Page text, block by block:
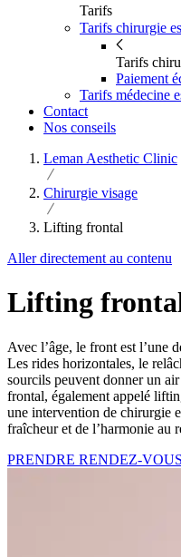
Tarifs
Tarifs chirurgie
Tarifs
Paiement
Tarifs médecine
Contact
Nos conseils
Leman Aesthetic Clinic
Chirurgie visage
Lifting frontal
Aller directement au contenu
Lifting
Avec l’âge, le front est l’une
Les rides horizontales, le
sourcils peuvent donner un
frontal, également appelé
une intervention de chirurgie
fraîcheur et de l’harmonie au
PRENDRE RENDEZ-VOUS